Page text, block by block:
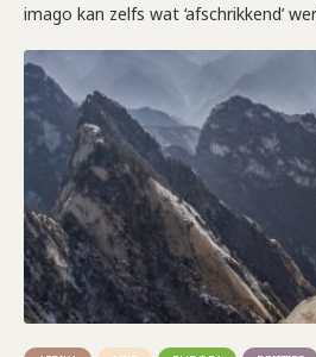
imago kan zelfs wat ‘afschrikkend’